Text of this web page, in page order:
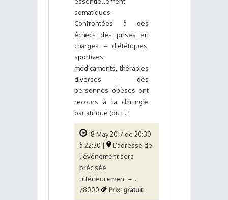
somatiques.
Confrontées à des
échecs des prises en
charges – diététiques,
sportives,
médicaments, thérapies
diverses – des
personnes obèses ont
recours à la chirurgie
bariatrique (du [...]
18 May 2017 de 20:30
à 22:30 |
L’adresse de
l’événement sera
précisée
ultérieurement – ...
78000
Prix: gratuit